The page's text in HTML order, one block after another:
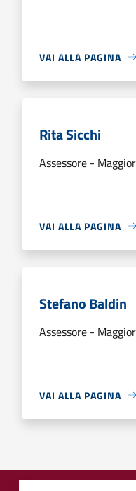
VAI ALLA PAGINA
Rita Sicchi
Assessore -
VAI ALLA PAGINA
Stefano Baldin
Assessore -
VAI ALLA PAGINA